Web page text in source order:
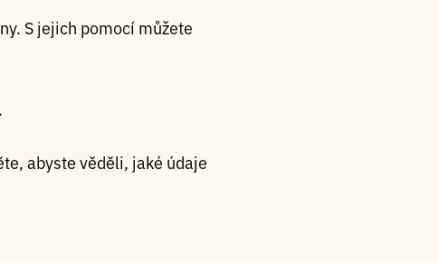
S jejich pomocí můžete
abyste věděli, jaké údaje